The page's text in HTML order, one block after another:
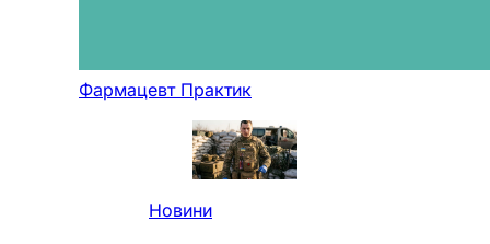
Фармацевт Практик
Новини